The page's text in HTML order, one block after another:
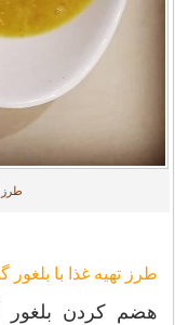
طرز
طرز تهیه غذا با بلغور
هضم کردن بلغور